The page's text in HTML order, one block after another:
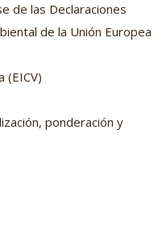
de las Declaraciones
de la Unión Europea
(EICV)
ponderación y